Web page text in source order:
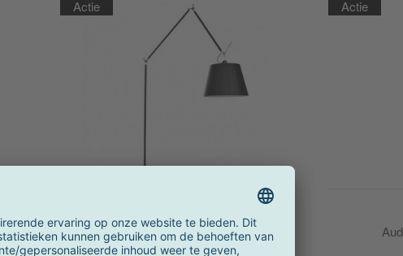
Tolomeo Mega Terra vloerlamp zwart met
dimmer
Actie Actie